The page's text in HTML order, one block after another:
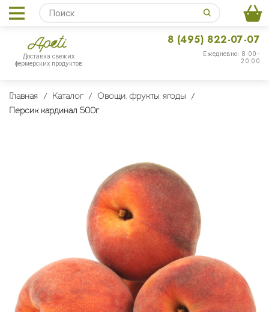
Доставка свежих
фермерских продуктов
Ежедневно: 8:00-
20:00
8 (495) 822-07-07
Главная Каталог
Овощи, фрукты, ягоды
Персик кардинал 500г